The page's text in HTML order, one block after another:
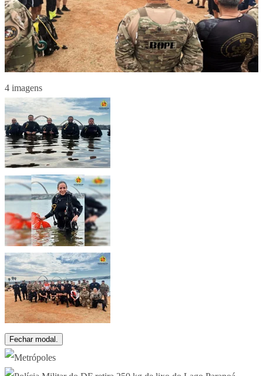
4 imagens
Fechar modal.